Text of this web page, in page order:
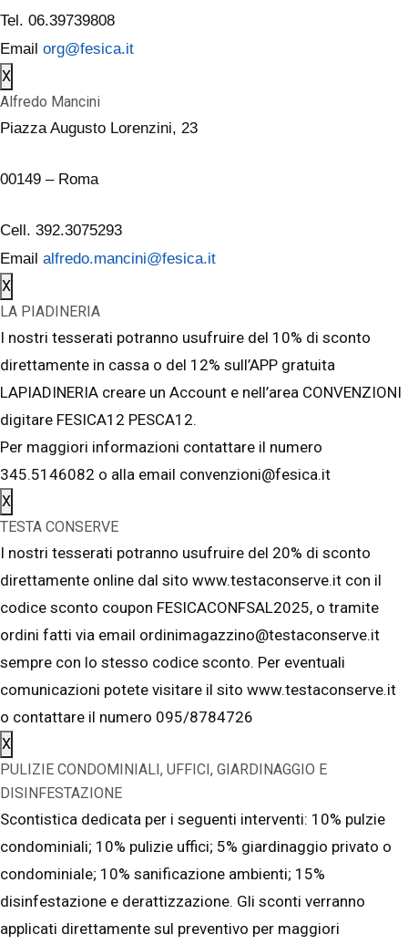
Tel. 06.39739808
Email org@fesica.it
X
Alfredo Mancini
Piazza Augusto Lorenzini, 23
00149 – Roma
Cell. 392.3075293
Email alfredo.mancini@fesica.it
X
LA PIADINERIA
I nostri tesserati potranno usufruire del 10% di sconto
direttamente in cassa o del 12% sull’APP gratuita
LAPIADINERIA creare un Account e nell’area CONVENZIONI
digitare FESICA12 PESCA12.
Per maggiori informazioni contattare il numero
345.5146082 o alla email convenzioni@fesica.it
X
TESTA CONSERVE
I nostri tesserati potranno usufruire del 20% di sconto
direttamente online dal sito www.testaconserve.it con il
codice sconto coupon FESICACONFSAL2025, o tramite
ordini fatti via email ordinimagazzino@testaconserve.it
sempre con lo stesso codice sconto. Per eventuali
comunicazioni potete visitare il sito www.testaconserve.it
o contattare il numero 095/8784726
X
PULIZIE CONDOMINIALI, UFFICI, GIARDINAGGIO E
DISINFESTAZIONE
Scontistica dedicata per i seguenti interventi: 10% pulzie
condominiali; 10% pulizie uffici; 5% giardinaggio privato o
condominiale; 10% sanificazione ambienti; 15%
disinfestazione e derattizzazione. Gli sconti verranno
applicati direttamente sul preventivo per maggiori